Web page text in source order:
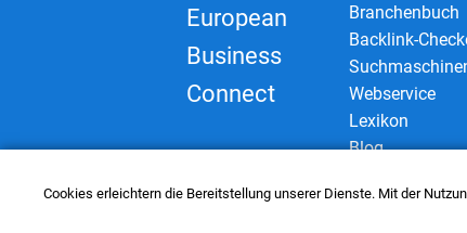
Cookies erleichtern die Bereitstellung unserer Dienste. Mit der
European
Business
Connect
Branchenbuch
Backlink-
Webservice
Lexikon
Blog